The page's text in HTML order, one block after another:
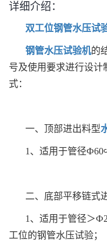
详细介绍：
双工位钢管水压试
钢管水压试验机的
号及使用要求进行设计
式：
一、顶部进出料型
1、适用于管径
二、底部平移链式
1、适用于管径＞
工位的钢管水压试验；